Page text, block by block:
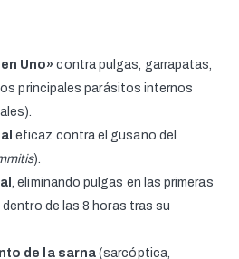
Uno» contra pulgas, garrapatas,
principales parásitos internos
eficaz contra el gusano del
).
, eliminando pulgas en las primeras
de las 8 horas tras su
de la sarna (sarcóptica,